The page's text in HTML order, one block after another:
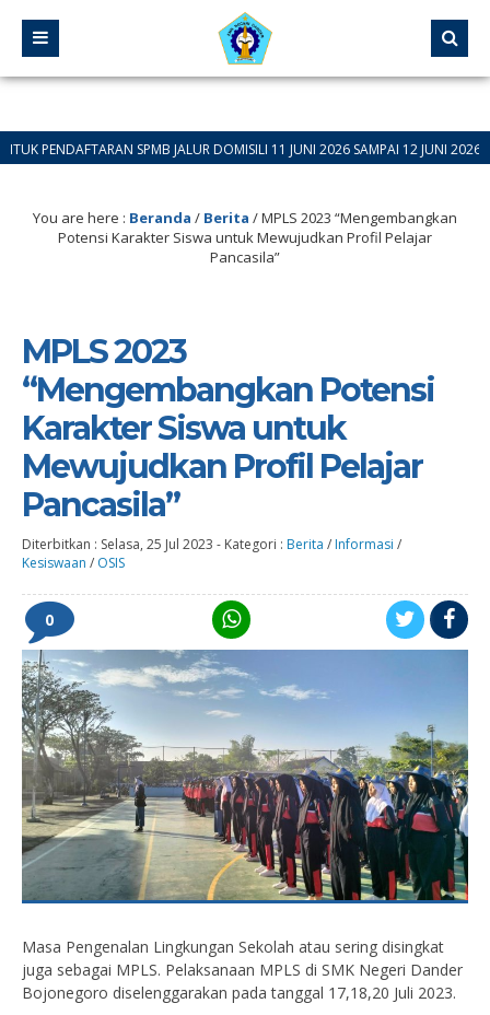
SPMB JALUR DOMISILI 11 JUNI 2026 SAMPAI 12 JUNI 2026
You are here : Beranda / Berita /MPLS 2023 “Mengembangkan
Potensi Karakter Siswa untuk Mewujudkan Profil Pelajar
Pancasila”
MPLS 2023
“Mengembangkan Potensi
Karakter Siswa untuk
Mewujudkan Profil Pelajar
Pancasila”
Diterbitkan : Selasa, 25 Jul 2023 - Kategori : Berita / Informasi /
Kesiswaan / OSIS
0
Masa Pengenalan Lingkungan Sekolah atau sering disingkat
juga sebagai MPLS. Pelaksanaan MPLS di SMK Negeri Dander
Bojonegoro diselenggarakan pada tanggal 17,18,20 Juli 2023.